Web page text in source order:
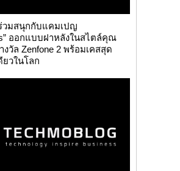
วมสนุกกับแคมเปญ
ออกแบบฝาหลังในสไตล์คุณ
วัล Zenfone 2 พร้อมเคสสุด
วในโลก